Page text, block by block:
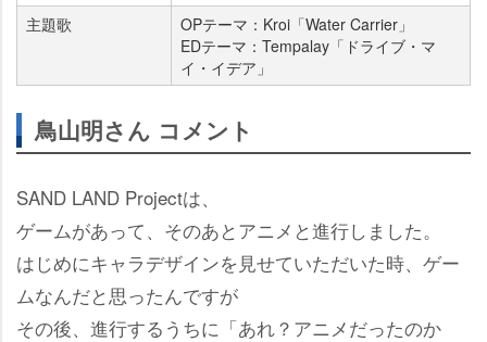
主題歌
OPテーマ：Kroi「Water Carrier」
EDテーマ：Tempalay「ドライブ・マ
イ・イデア」
鳥山明さん コメント
SAND LAND Projectは、
ゲームがあって、そのあとアニメと進行しました。
はじめにキャラデザインを見せていただいた時、ゲー
ムなんだと思ったんですが
その後、進行するうちに「あれ？アニメだったのか